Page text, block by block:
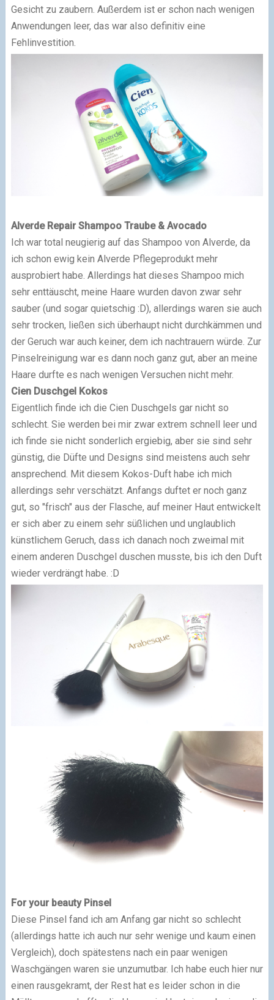
Gesicht zu zaubern. Außerdem ist er schon nach wenigen
Anwendungen leer, das war also definitiv eine
Fehlinvestition.
Alverde Repair Shampoo Traube & Avocado
Ich war total neugierig auf das Shampoo von Alverde, da
ich schon ewig kein Alverde Pflegeprodukt mehr
ausprobiert habe. Allerdings hat dieses Shampoo mich
sehr enttäuscht, meine Haare wurden davon zwar sehr
sauber (und sogar quietschig :D), allerdings waren sie auch
sehr trocken, ließen sich überhaupt nicht durchkämmen und
der Geruch war auch keiner, dem ich nachtrauern würde. Zur
Pinselreinigung war es dann noch ganz gut, aber an meine
Haare durfte es nach wenigen Versuchen nicht mehr.
Cien Duschgel Kokos
Eigentlich finde ich die Cien Duschgels gar nicht so
schlecht. Sie werden bei mir zwar extrem schnell leer und
ich finde sie nicht sonderlich ergiebig, aber sie sind sehr
günstig, die Düfte und Designs sind meistens auch sehr
ansprechend. Mit diesem Kokos-Duft habe ich mich
allerdings sehr verschätzt. Anfangs duftet er noch ganz
gut, so "frisch" aus der Flasche, auf meiner Haut entwickelt
er sich aber zu einem sehr süßlichen und unglaublich
künstlichem Geruch, dass ich danach noch zweimal mit
einem anderen Duschgel duschen musste, bis ich den Duft
wieder verdrängt habe. :D
For your beauty Pinsel
Diese Pinsel fand ich am Anfang gar nicht so schlecht
(allerdings hatte ich auch nur sehr wenige und kaum einen
Vergleich), doch spätestens nach ein paar wenigen
Waschgängen waren sie unzumutbar. Ich habe euch hier nur
einen rausgekramt, der Rest hat es leider schon in die